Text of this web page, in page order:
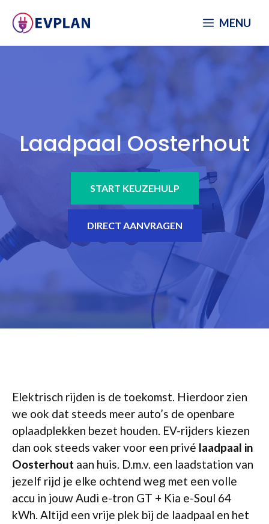
naar
MENU
Laadpaal Oosterhout
START KEUZEHULP
DIRECT AANVRAGEN
Elektrisch rijden is de toekomst. Hierdoor zien
we ook dat steeds meer auto’s de openbare
oplaadplekken bezet houden. EV-rijders kiezen
dan ook steeds vaker voor een privé laadpaal in
Oosterhout aan huis. D.m.v. een laadstation van
jezelf rijd je elke ochtend weg met een volle
accu in jouw Audi e-tron GT + Kia e-Soul 64
kWh. Altijd een vrije plek bij de laadpaal en het